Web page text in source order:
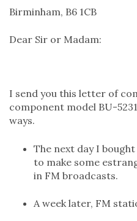
Birminham, B6 1CB
Dear Sir or Madam:
I send you this letter of
component model BU-
ways.
The next day I
to make some
in FM broadcasts.
A week later, FM